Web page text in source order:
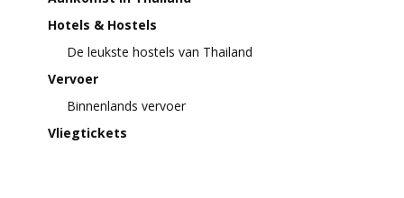
Hotels & Hostels
De leukste hostels van Thailand
Vervoer
Binnenlands vervoer
Vliegtickets